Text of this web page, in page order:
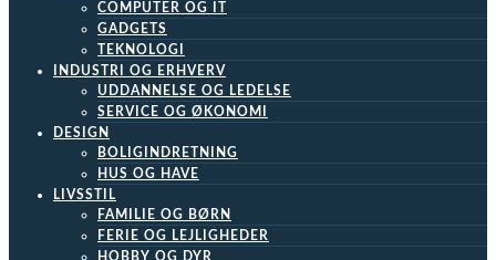
COMPUTER OG IT
GADGETS
TEKNOLOGI
INDUSTRI OG ERHVERV
UDDANNELSE OG LEDELSE
SERVICE OG ØKONOMI
DESIGN
BOLIGINDRETNING
HUS OG HAVE
LIVSSTIL
FAMILIE OG BØRN
FERIE OG LEJLIGHEDER
HOBBY OG DYR